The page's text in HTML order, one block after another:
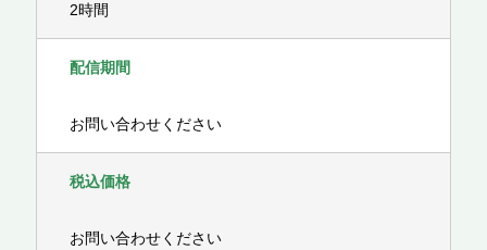
2時間
配信期間
お問い合わせください
税込価格
お問い合わせください